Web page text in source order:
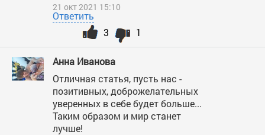
21 окт 2021 15:10
Ответить
1
3
Анна Иванова
Отличная статья, пусть нас -
позитивных, доброжелательных
уверенных в себе будет больше...
Таким образом и мир станет
лучше!